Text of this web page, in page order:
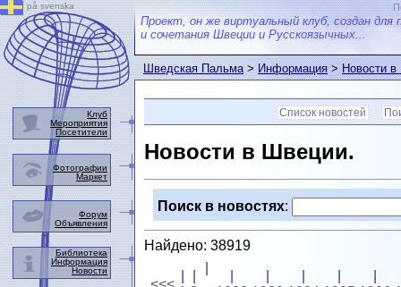
Проект, он же виртуальный клуб, создан для
и сочетания Швеции и Русскоязычных...
Шведская Пальма>Информация>Новости
Список новостей
Новости в Швеции.
Поиск в новостях:
Найдено: 38919
på svenska
Клуб
Мероприятия
Посетители
Фотографии
Маркет
Форум
Объявления
Библиотека
Информация
Новости